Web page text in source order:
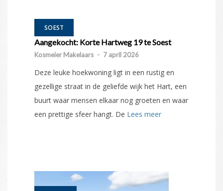
SOEST
Aangekocht: Korte Hartweg 19 te Soest
Kosmeier Makelaars - 7 april 2026
Deze leuke hoekwoning ligt in een rustig en
gezellige straat in de geliefde wijk het Hart, een
buurt waar mensen elkaar nog groeten en waar
een prettige sfeer hangt. De Lees meer